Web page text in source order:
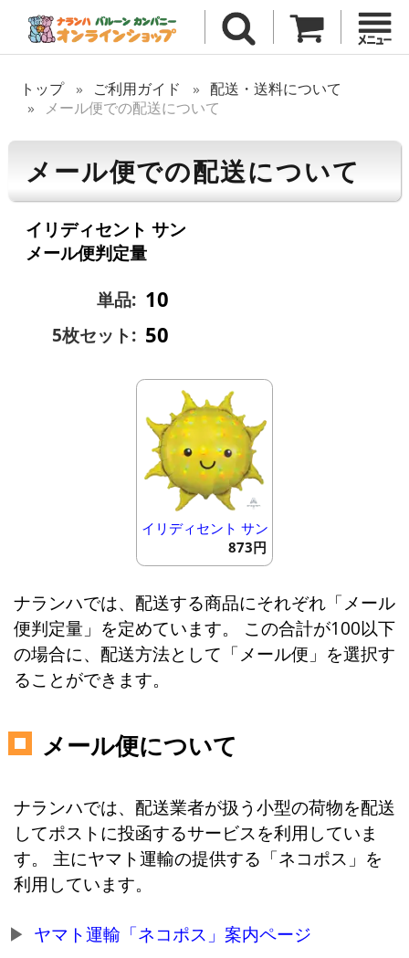
トップ ご利用ガイド
配送・送料について
メール便での配送について
メール便での配送について
イリディセント サン
メール便判定量
単品: 10
5枚セット: 50
イリディセント サン
873円
ナランハでは、配送する商品にそれぞれ「メール
便判定量」を定めています。 この合計が100以下
の場合に、配送方法として「メール便」を選択す
ることができます。
メール便について
ナランハでは、配送業者が扱う小型の荷物を配送
してポストに投函するサービスを利用していま
す。 主にヤマト運輸の提供する「ネコポス」を
利用しています。
ヤマト運輸「ネコポス」案内ページ